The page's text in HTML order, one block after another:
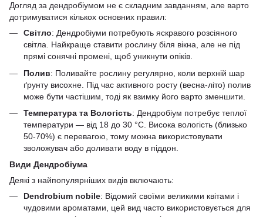
Догляд за дендробіумом не є складним завданням, але варто
дотримуватися кількох основних правил:
Світло: Дендробіуми потребують яскравого розсіяного
світла. Найкраще ставити рослину біля вікна, але не під
прямі сонячні промені, щоб уникнути опіків.
Полив: Поливайте рослину регулярно, коли верхній шар
ґрунту висохне. Під час активного росту (весна-літо) полив
може бути частішим, тоді як взимку його варто зменшити.
Температура та Вологість: Дендробіум потребує теплої
температури — від 18 до 30 °C. Висока вологість (близько
50-70%) є перевагою, тому можна використовувати
зволожувач або доливати воду в піддон.
Види Дендробіума
Деякі з найпопулярніших видів включають:
Dendrobium nobile: Відомий своїми великими квітами і
чудовими ароматами, цей вид часто використовується для